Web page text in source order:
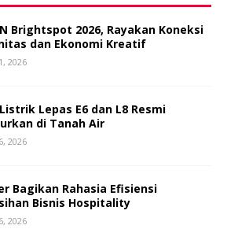
Brightspot 2026, Rayakan Koneksi
dan Ekonomi Kreatif
2026
Lepas E6 dan L8 Resmi
di Tanah Air
2026
Bagikan Rahasia Efisiensi
Bisnis Hospitality
2026